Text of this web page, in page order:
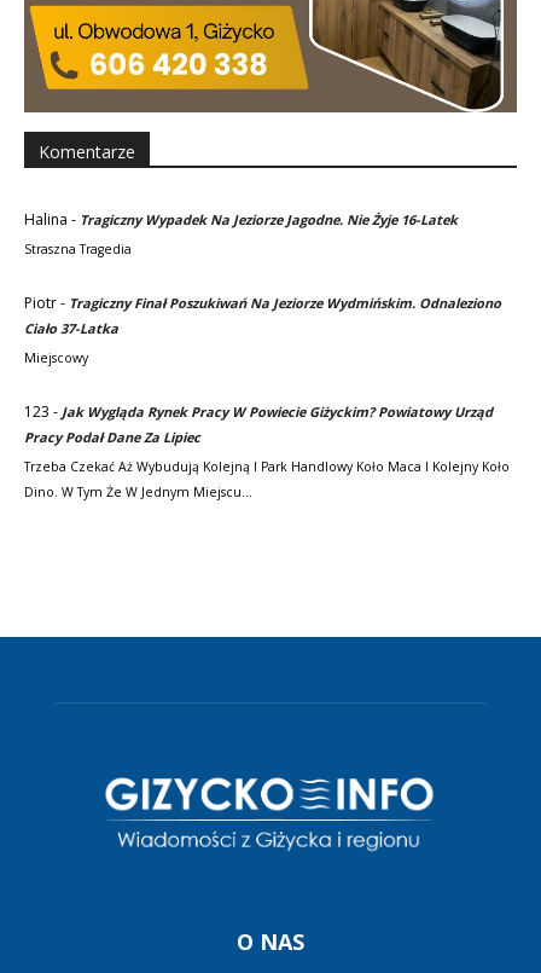
Komentarze
Halina - Tragiczny Wypadek Na Jeziorze Jagodne. Nie Żyje 16-Latek
Straszna Tragedia
Piotr- Tragiczny Finał Poszukiwań Na Jeziorze Wydmińskim. Odnaleziono
Ciało 37-Latka
Miejscowy
123 - Jak Wygląda Rynek Pracy W Powiecie Giżyckim? Powiatowy Urząd
Pracy Podał Dane Za Lipiec
Trzeba Czekać Aż Wybudują Kolejną I Park Handlowy Koło Maca I Kolejny Koło
Dino. W Tym Że W Jednym Miejscu…
O NAS